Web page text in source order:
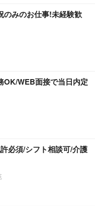
のみのお仕事!未経験歓
OK/WEB面接で当日内定
必須/シフト相談可/介護